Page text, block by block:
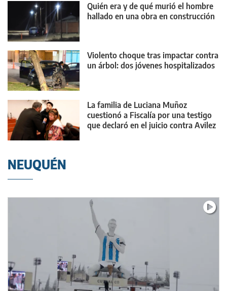
Quién era y de qué murió el hombre
hallado en una obra en construcción
Violento choque tras impactar contra
un árbol: dos jóvenes hospitalizados
La familia de Luciana Muñoz
cuestionó a Fiscalía por una testigo
que declaró en el juicio contra Avilez
NEUQUÉN